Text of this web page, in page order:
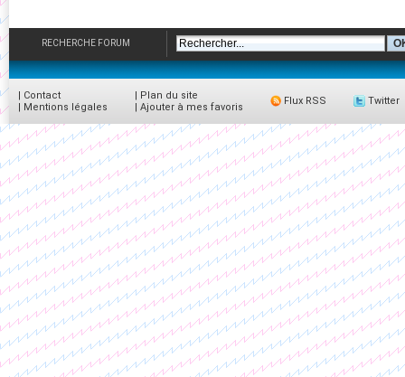
RECHERCHE FORUM
| Contact
| Mentions légales
| Plan du site
| Ajouter à mes favoris
Flux RSS Twitter